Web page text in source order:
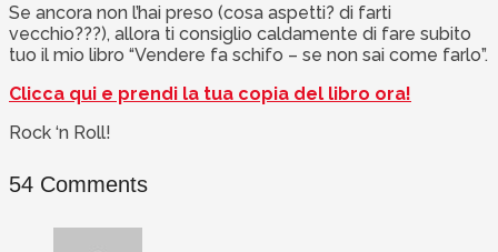
Se ancora non l’hai preso (cosa aspetti? di farti
vecchio???), allora ti consiglio caldamente di fare subito
tuo il mio libro “Vendere fa schifo – se non sai come farlo”.
Clicca qui e prendi la tua copia del libro ora!
Rock ‘n Roll!
54 Comments